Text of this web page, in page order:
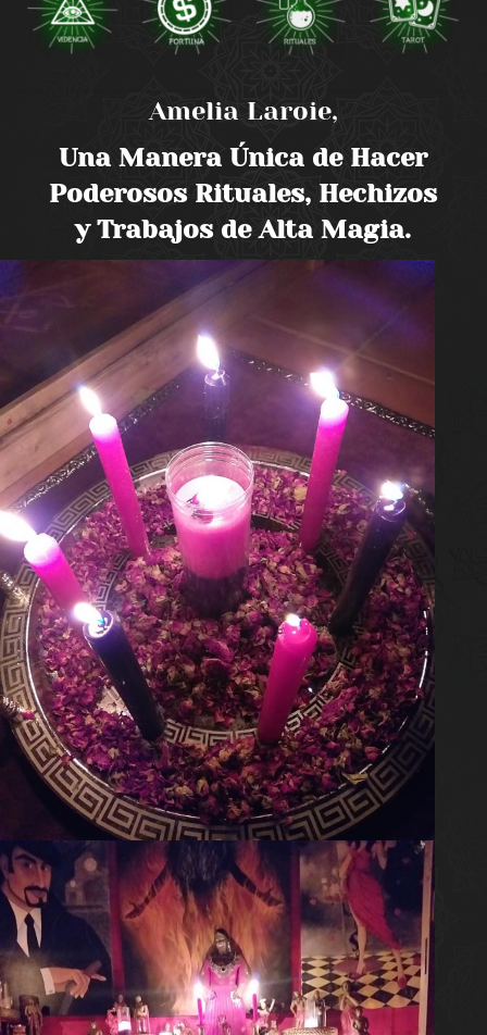
Amelia Laroie,
Una Manera Única de Hacer
Poderosos Rituales, Hechizos
y Trabajos de Alta Magia.